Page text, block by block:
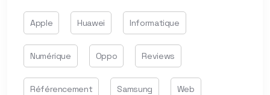
Apple Huawei Informatique
Numérique Oppo Reviews
Référencement Samsung Web